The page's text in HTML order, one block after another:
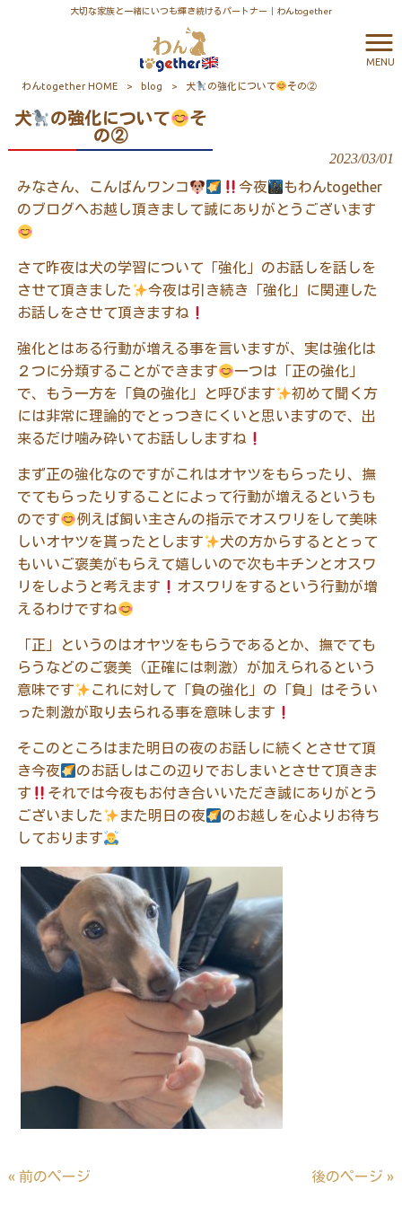
大切な家族と一緒にいつも輝き続けるパートナー｜わんtogether
MENU
わんtogether HOME > blog > 犬 の強化について その②
犬 の強化について
そ
の②
2023/03/01
みなさん、こんばんワンコ 今夜 もわんtogether
のブログへお越し頂きまして誠にありがとうございます
さて昨夜は犬の学習について「強化」のお話しを話しを
させて頂きました
今夜は引き続き「強化」に関連した
お話しをさせて頂きますね
強化とはある行動が増える事を言いますが、実は強化は
２つに分類することができます
一つは「正の強化」
で、もう一方を「負の強化」と呼びます
初めて聞く方
には非常に理論的でとっつきにくいと思いますので、出
来るだけ噛み砕いてお話ししますね
まず正の強化なのですがこれはオヤツをもらったり、撫
でてもらったりすることによって行動が増えるというも
のです
例えば飼い主さんの指示でオスワリをして美味
しいオヤツを貰ったとします
犬の方からするととって
もいいご褒美がもらえて嬉しいので次もキチンとオスワ
リをしようと考えます
オスワリをするという行動が増
えるわけですね
「正」というのはオヤツをもらうであるとか、撫でても
らうなどのご褒美（正確には刺激）が加えられるという
意味です
これに対して「負の強化」の「負」はそうい
った刺激が取り去られる事を意味します
そこのところはまた明日の夜のお話しに続くとさせて頂
き今夜
のお話しはこの辺りでおしまいとさせて頂きま
す
それでは今夜もお付き合いいただき誠にありがとう
ございました
また明日の夜
のお越しを心よりお待ち
しております
« 前のページ 後のページ »